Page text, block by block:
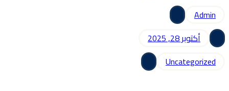
Admin
أكتوبر 28, 2025
Uncategorized